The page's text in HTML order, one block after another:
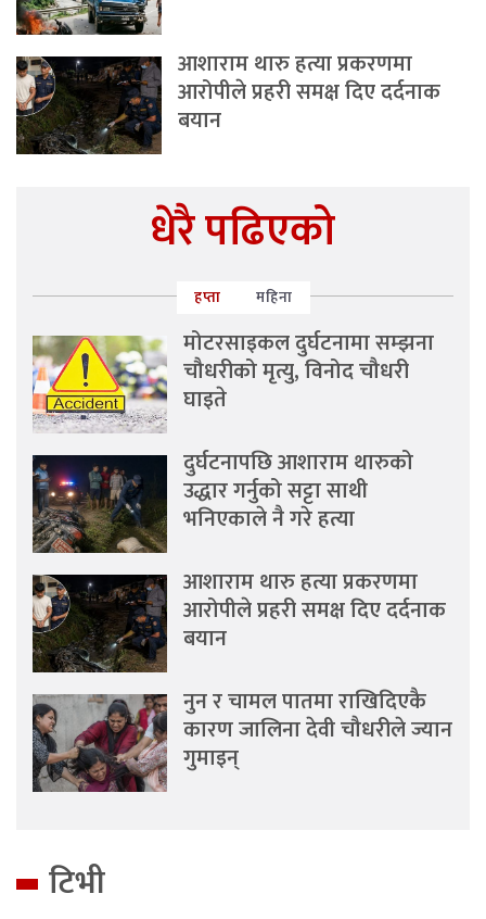
आशाराम थारु हत्या प्रकरणमा
आरोपीले प्रहरी समक्ष दिए दर्दनाक
बयान
धेरै पढिएको
हप्ता महिना
मोटरसाइकल दुर्घटनामा सम्झना
चौधरीको मृत्यु, विनोद चौधरी
घाइते
दुर्घटनापछि आशाराम थारुको
उद्धार गर्नुको सट्टा साथी
भनिएकाले नै गरे हत्या
आशाराम थारु हत्या प्रकरणमा
आरोपीले प्रहरी समक्ष दिए दर्दनाक
बयान
नुन र चामल पातमा राखिदिएकै
कारण जालिना देवी चौधरीले ज्यान
गुमाइन्
टिभी